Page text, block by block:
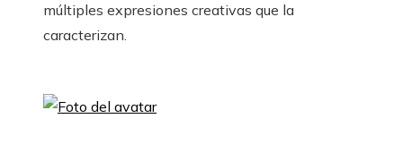
múltiples expresiones creativas que la
caracterizan.